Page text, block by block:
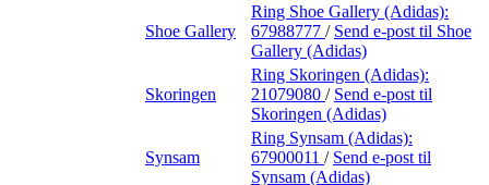
Shoe Gallery
Ring Shoe Gallery (Adidas):
67988777 / Send e-post til Shoe
Gallery (Adidas)
Skoringen
Ring Skoringen (Adidas):
21079080 / Send e-post til
Skoringen (Adidas)
Synsam
Ring Synsam (Adidas):
67900011 / Send e-post til
Synsam (Adidas)